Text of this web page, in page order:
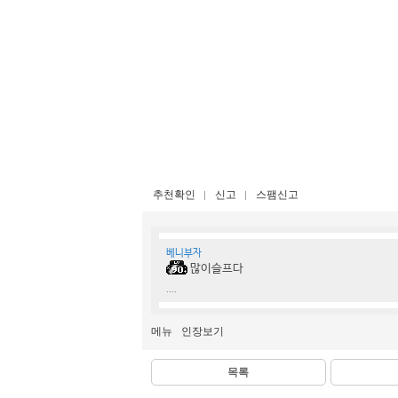
추천확인 신고 스팸신고
베니부자
많이슬프다
....
메뉴 인장보기
목록